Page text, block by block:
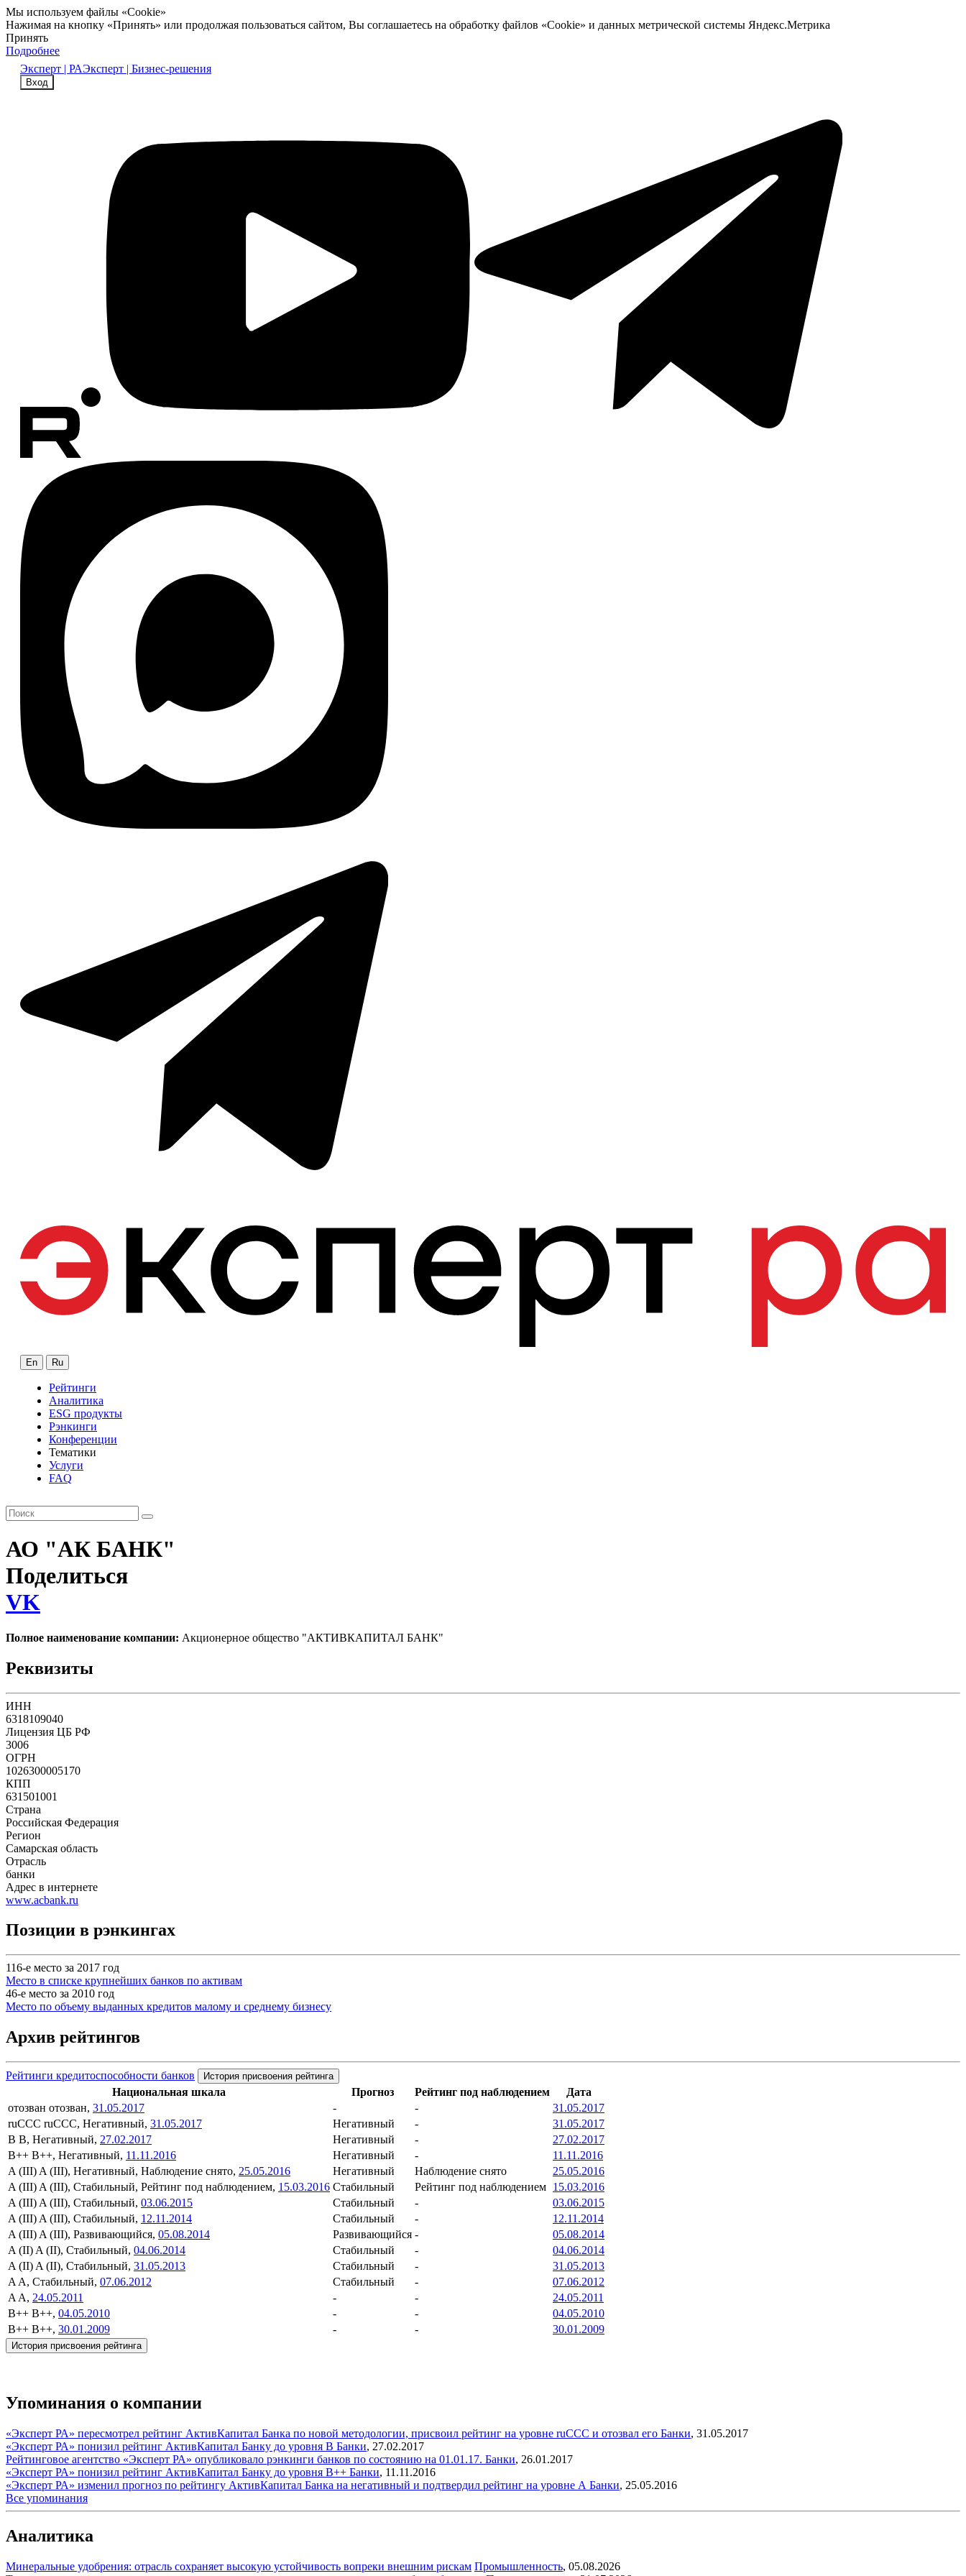
Мы используем файлы «Cookie»
Нажимая на кнопку «Принять» или продолжая пользоваться сайтом, Вы соглашаетесь на обработку файлов «Cookie» и данных метрической системы Яндекс.Метрика
Принять
Подробнее
Эксперт | РАЭксперт | Бизнес-решения
Вход
En Ru
Рейтинги
Аналитика
ESG продукты
Рэнкинги
Конференции
Тематики
Услуги
FAQ
АО "АК БАНК"
Поделиться
VK
Полное наименование компании: Акционерное общество "АКТИВКАПИТАЛ БАНК"
Реквизиты
ИНН
6318109040
Лицензия ЦБ РФ
3006
ОГРН
1026300005170
КПП
631501001
Страна
Российская Федерация
Регион
Самарская область
Отрасль
банки
Адрес в интернете
www.acbank.ru
Позиции в рэнкингах
116-е место за 2017 год
Место в списке крупнейших банков по активам
46-е место за 2010 год
Место по объему выданных кредитов малому и среднему бизнесу
Архив рейтингов
Рейтинги кредитоспособности банков История присвоения рейтинга
Национальная шкала Прогноз Рейтинг под наблюдением
Дата
отозван отозван, 31.05.2017 - -
31.05.2017
ruCCC ruCCC, Негативный, 31.05.2017 Негативный -
31.05.2017
B B, Негативный, 27.02.2017 Негативный -
27.02.2017
B++ B++, Негативный, 11.11.2016 Негативный -
11.11.2016
A (III) A (III), Негативный, Наблюдение снято, 25.05.2016 Негативный Наблюдение снято
25.05.2016
A (III) A (III), Стабильный, Рейтинг под наблюдением, 15.03.2016 Стабильный Рейтинг под наблюдением 15.03.2016
A (III) A (III), Стабильный, 03.06.2015 Стабильный -
03.06.2015
A (III) A (III), Стабильный, 12.11.2014 Стабильный -
12.11.2014
A (III) A (III), Развивающийся, 05.08.2014 Развивающийся -
05.08.2014
A (II) A (II), Стабильный, 04.06.2014 Стабильный -
04.06.2014
A (II) A (II), Стабильный, 31.05.2013 Стабильный -
31.05.2013
A A, Стабильный, 07.06.2012 Стабильный -
07.06.2012
A A, 24.05.2011 - -
24.05.2011
B++ B++, 04.05.2010 - -
04.05.2010
B++ B++, 30.01.2009 - - 30.01.2009
История присвоения рейтинга
Упоминания о компании
«Эксперт РА» пересмотрел рейтинг АктивКапитал Банка по новой методологии, присвоил рейтинг на уровне ruССС и отозвал его Банки, 31.05.2017
«Эксперт РА» понизил рейтинг АктивКапитал Банку до уровня B Банки, 27.02.2017
Рейтинговое агентство «Эксперт РА» опубликовало рэнкинги банков по состоянию на 01.01.17. Банки, 26.01.2017
«Эксперт РА» понизил рейтинг АктивКапитал Банку до уровня В++ Банки, 11.11.2016
«Эксперт РА» изменил прогноз по рейтингу АктивКапитал Банка на негативный и подтвердил рейтинг на уровне А Банки, 25.05.2016
Все упоминания
Аналитика
Минеральные удобрения: отрасль сохраняет высокую устойчивость вопреки внешним рискам Промышленность, 05.08.2026